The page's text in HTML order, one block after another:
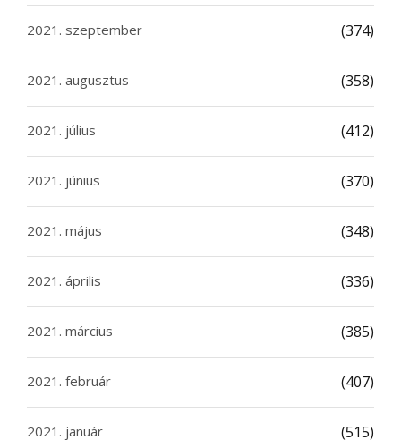
2021. szeptember (374)
2021. augusztus (358)
2021. július (412)
2021. június (370)
2021. május (348)
2021. április (336)
2021. március (385)
2021. február (407)
2021. január (515)